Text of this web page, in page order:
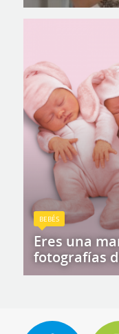
BEBÉS
Eres una
fotografías